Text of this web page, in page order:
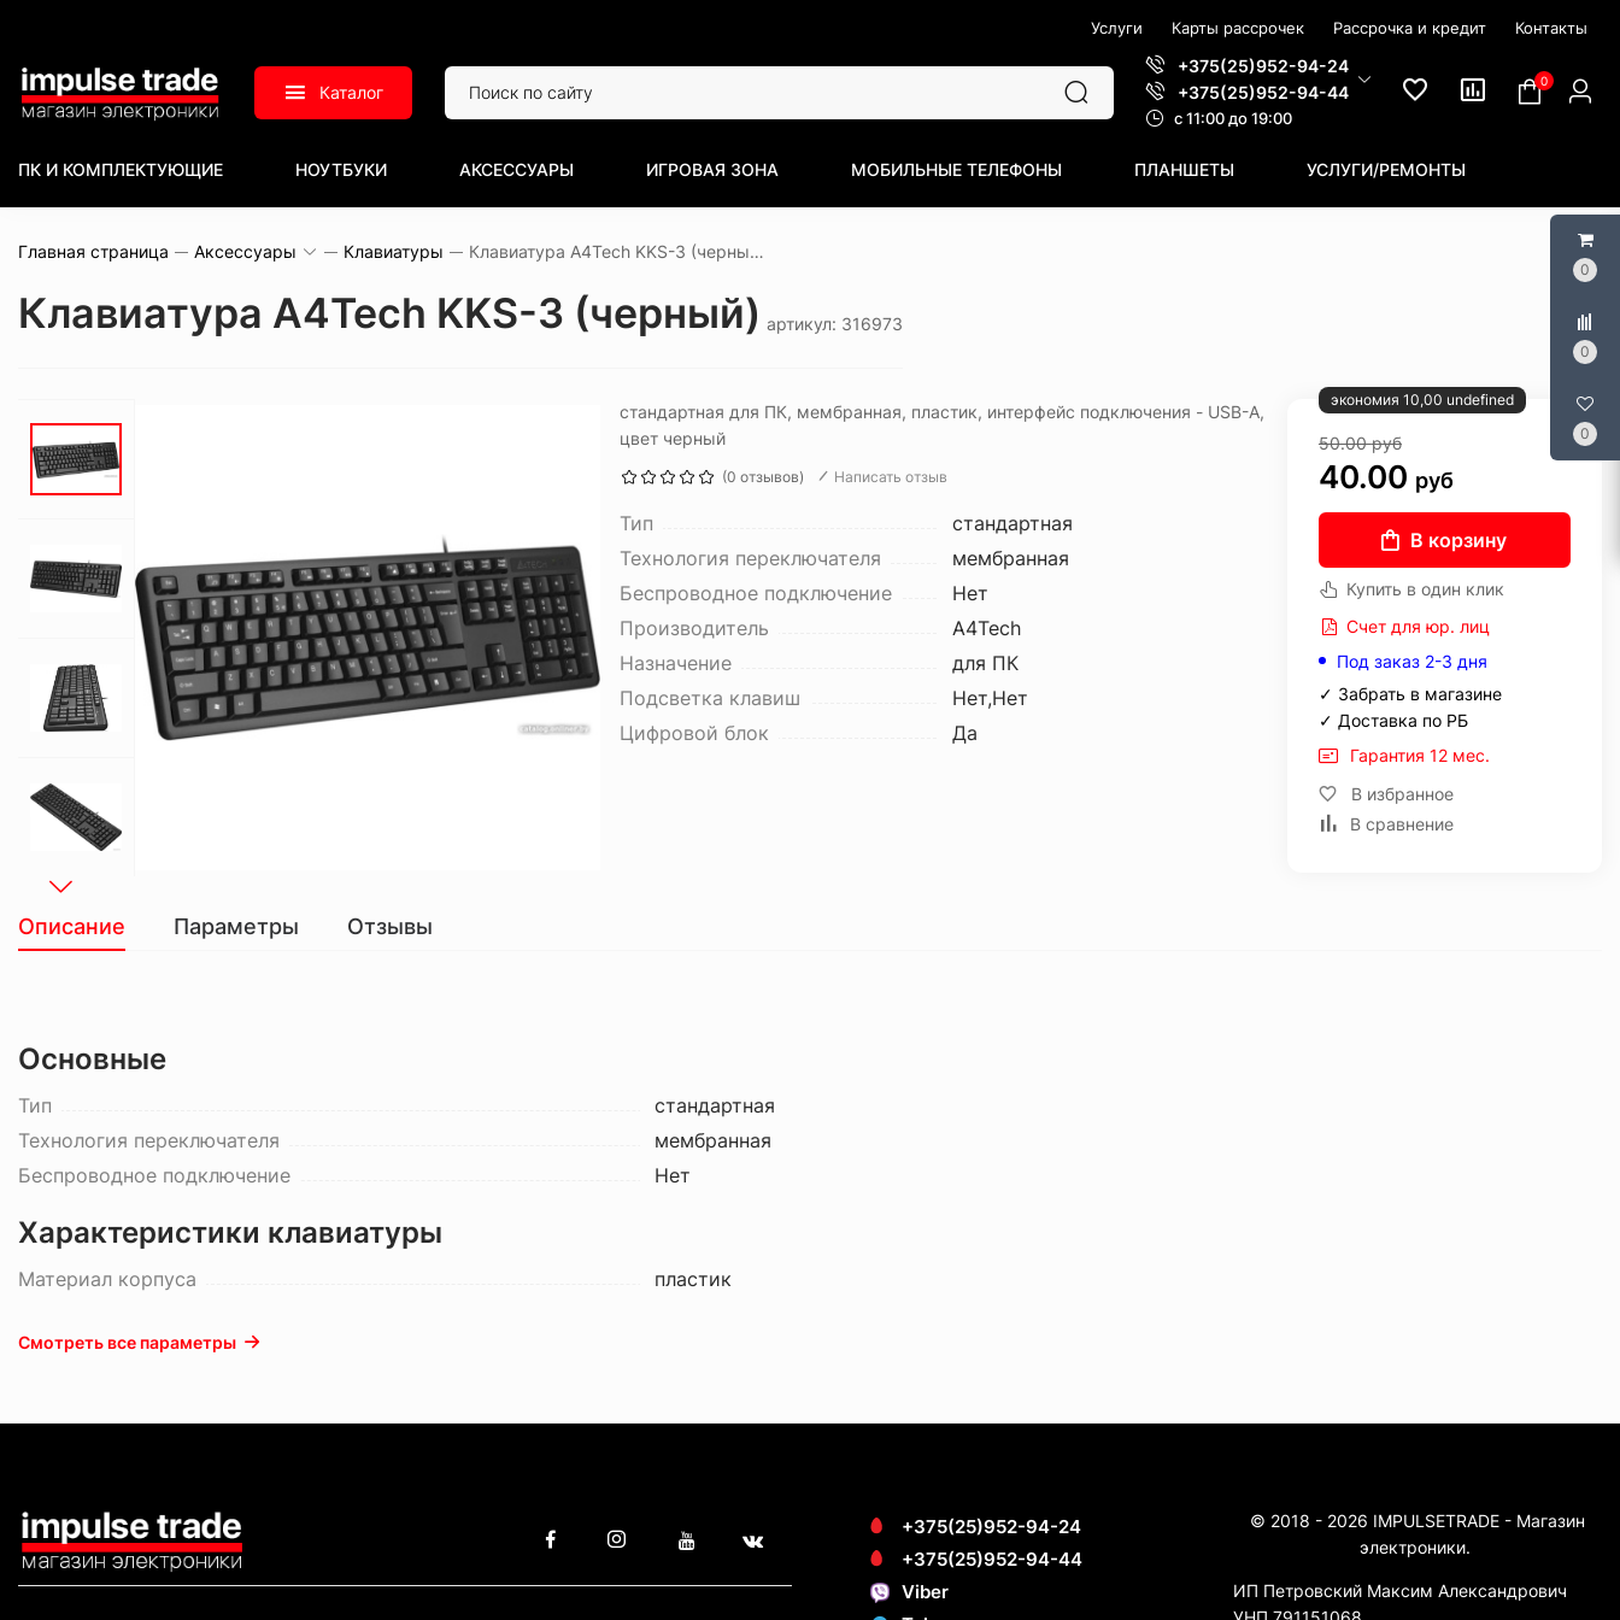
0
0
0
Услуги Карты рассрочек Рассрочка и кредит Контакты
Каталог
+375(25)952-94-24
+375(25)952-94-44
c 11:00 до 19:00
0
ПК И КОМПЛЕКТУЮЩИЕ НОУТБУКИ АКСЕССУАРЫ ИГРОВАЯ ЗОНА МОБИЛЬНЫЕ ТЕЛЕФОНЫ ПЛАНШЕТЫ УСЛУГИ/РЕМОНТЫ
Главная страница Аксессуары Клавиатуры Клавиатура A4Tech KKS-3 (черный)
Клавиатура A4Tech KKS-3 (черный) артикул: 316973
стандартная для ПК, мембранная, пластик, интерфейс подключения - USB-A,
цвет черный
(0 отзывов) Написать отзыв
Тип
стандартная
Технология переключателя
мембранная
Беспроводное подключение
Нет
Производитель
A4Tech
Назначение
для ПК
Подсветка клавиш
Нет,Нет
Цифровой блок
Да
экономия 10,00 undefined
50.00руб
40.00 руб
В корзину
Купить в один клик
Счет для юр. лиц
Под заказ 2-3 дня
✓ Забрать в магазине
✓ Доставка по РБ
Гарантия 12 мес.
В избранное
В сравнение
Описание Параметры Отзывы
Основные
Тип
стандартная
Технология переключателя
мембранная
Беспроводное подключение
Нет
Характеристики клавиатуры
Материал корпуса пластик
Смотреть все параметры
+375(25)952-94-24
+375(25)952-94-44
Viber
© 2018 - 2026 IMPULSETRADE - Магазин
электроники.
ИП Петровский Максим Александрович